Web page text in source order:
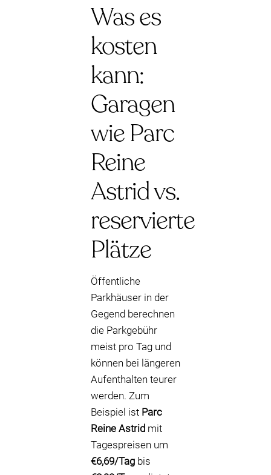
Was es
kosten
kann:
Garagen
wie Parc
Reine
Astrid vs.
reservierte
Plätze
Öffentliche
Parkhäuser in der
Gegend berechnen
die Parkgebühr
meist pro Tag und
können bei längeren
Aufenthalten teurer
werden. Zum
Beispiel ist Parc
Reine Astrid mit
Tagespreisen um
€6,69/Tag bis